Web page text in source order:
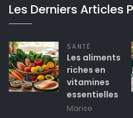
Les Derniers Articles
SANTÉ
Les aliments
riches en
vitamines
essentielles
Marise